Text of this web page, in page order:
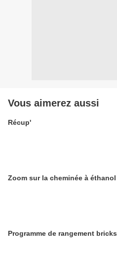
Vous aimerez aussi
Récup'
Zoom sur la cheminée à éthanol
Programme de rangement bricks